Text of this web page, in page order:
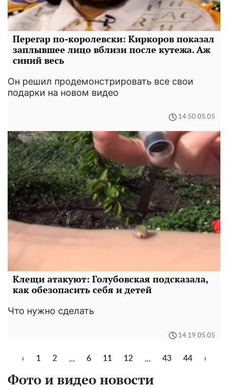
Перегар по-королевски: Киркоров показал
заплывшее лицо вблизи после кутежа. Аж
синий весь
Он решил продемонстрировать все свои
подарки на новом видео
14:50 05.05
Клещи атакуют: Голубовская подсказала,
как обезопасить себя и детей
Что нужно сделать
14:19 05.05
‹ 1 2 ... 6 11 12 ... 43 44 ›
Фото и видео новости